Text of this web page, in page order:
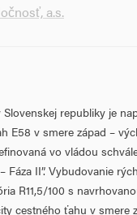
a.s.
republiky je
E58 v smere západ –
vo vládou
Fáza II”. Vybudovanie
R11,5/100 s
cestného ťahu v smere